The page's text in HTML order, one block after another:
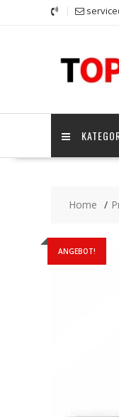
Home
ANGEBOT!